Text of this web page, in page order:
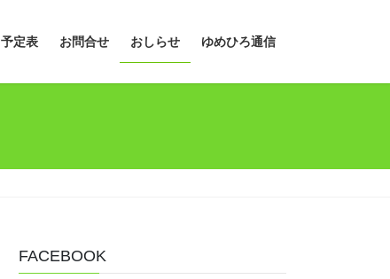
予定表 お問合せ おしらせ ゆめひろ通信
FACEBOOK